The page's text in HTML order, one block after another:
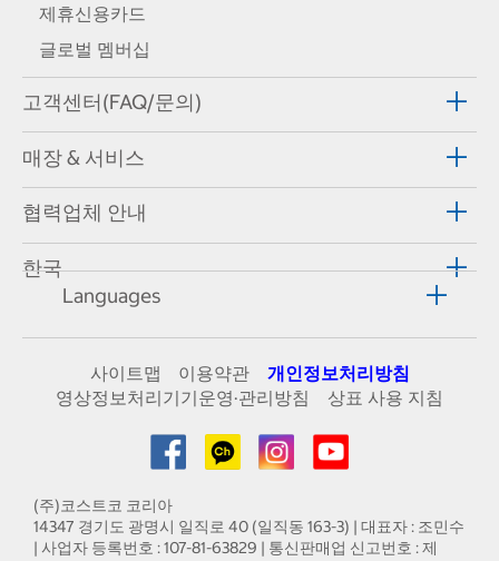
제휴신용카드
글로벌 멤버십
고객센터(FAQ/문의)
매장 & 서비스
협력업체 안내
한국
Languages
사이트맵 이용약관
개인정보처리방침
영상정보처리기기운영·관리방침
상표 사용 지침
(주)코스트코 코리아
14347 경기도 광명시 일직로 40 (일직동 163-3) | 대표자 : 조민수
| 사업자 등록번호 : 107-81-63829 | 통신판매업 신고번호 : 제